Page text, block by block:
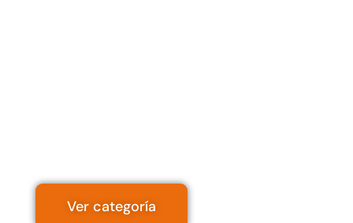
Ver categoría